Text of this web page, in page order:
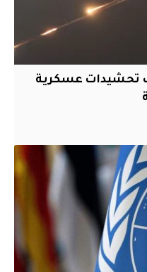
تحشيدات عسكرية